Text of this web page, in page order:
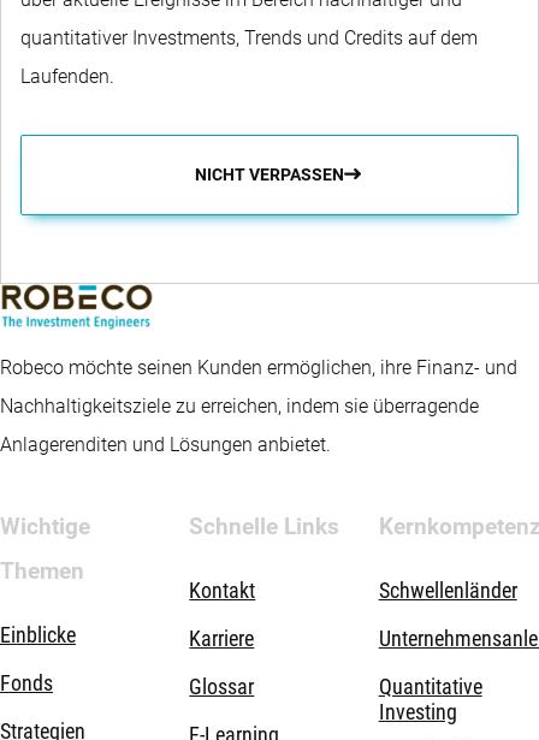
quantitativer Investments, Trends und Credits auf dem
Laufenden.
NICHT VERPASSEN
Robeco möchte seinen Kunden ermöglichen, ihre Finanz- und
Nachhaltigkeitsziele zu erreichen, indem sie überragende
Anlagerenditen und Lösungen anbietet.
Wichtige
Themen
Einblicke
Fonds
Strategien
Schnelle Links
Kontakt
Karriere
Glossar
Schwellenländer
Quantitative
Investing